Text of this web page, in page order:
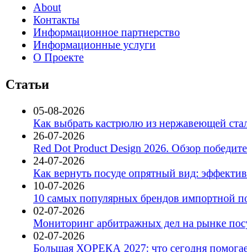
About
Контакты
Информационное партнерство
Информационные услуги
О Проекте
Статьи
05-08-2026
Как выбрать кастрюлю из нержавеющей
26-07-2026
Red Dot Product Design 2026. Обзор
24-07-2026
Как вернуть посуде опрятный вид:
10-07-2026
10 самых популярных брендов импортной
02-07-2026
Мониторинг арбитражных дел на рынке
02-07-2026
Большая ХОРЕКА 2027: что сегодня